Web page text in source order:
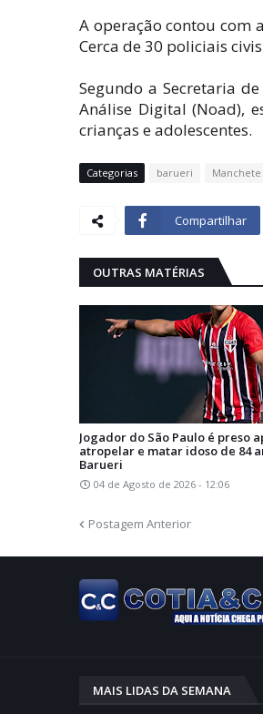
A operação contou com
Cerca de 30 policiais
Segundo a Secretaria
Análise Digital (Noad),
crianças e adolescentes.
Categorias barueri Manchete
Compartilhar
OUTRAS MATÉRIAS
Jogador do São Paulo é preso
atropelar e matar idoso de 84
Barueri
04 de Agosto de 2026 - 12:06
Postagem Anterior
MAIS LIDAS DA SEMANA